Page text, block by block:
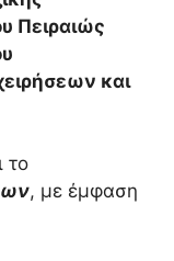
Πειραιώς
και
το
, με έμφαση